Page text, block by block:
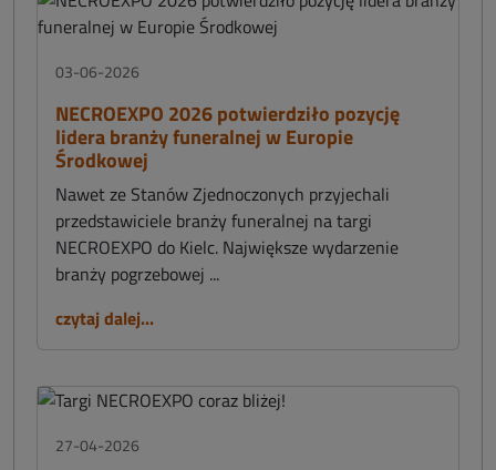
03-06-2026
NECROEXPO 2026 potwierdziło pozycję
lidera branży funeralnej w Europie
Środkowej
Nawet ze Stanów Zjednoczonych przyjechali
przedstawiciele branży funeralnej na targi
NECROEXPO do Kielc. Największe wydarzenie
branży pogrzebowej ...
czytaj dalej...
27-04-2026